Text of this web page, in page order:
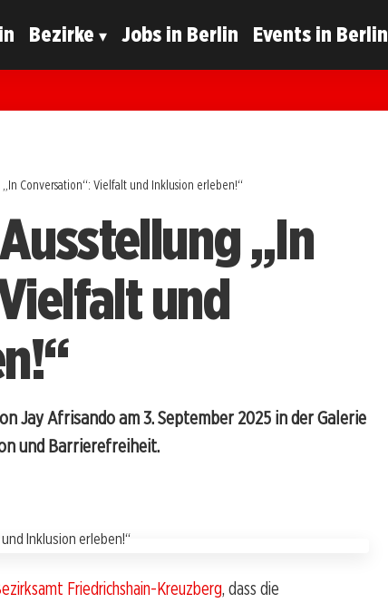
Bezirke Jobs in Berlin Events in Berlin
„In Conversation“: Vielfalt und Inklusion erleben!“
„In
und
Jay Afrisando am 3. September 2025 in der Galerie
und Barrierefreiheit.
Friedrichshain-Kreuzberg, dass die